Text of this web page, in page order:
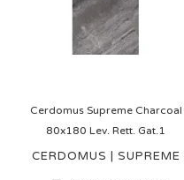
Cerdomus Supreme Charcoal
80x180 Lev. Rett. Gat.1
CERDOMUS | SUPREME